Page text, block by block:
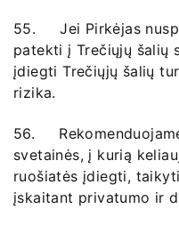
55. Jei Pirkėjas
patekti į Trečiųjų šalių
įdiegti Trečiųjų šalių
rizika.
56.
svetainės, į kurią
ruošiatės įdiegti,
įskaitant privatumo ir